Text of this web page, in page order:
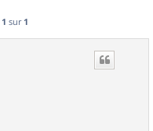
1 sur 1